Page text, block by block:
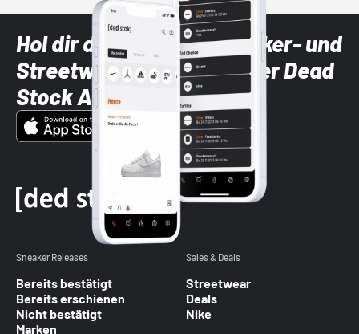
Hol dir die neuesten Sneaker- und
Streetwear-Brands mit der Dead
Stock App
Sneaker Releases
Bereits bestätigt
Bereits erschienen
Nicht bestätigt
Marken
Sales & Deals
Streetwear
Deals
Nike